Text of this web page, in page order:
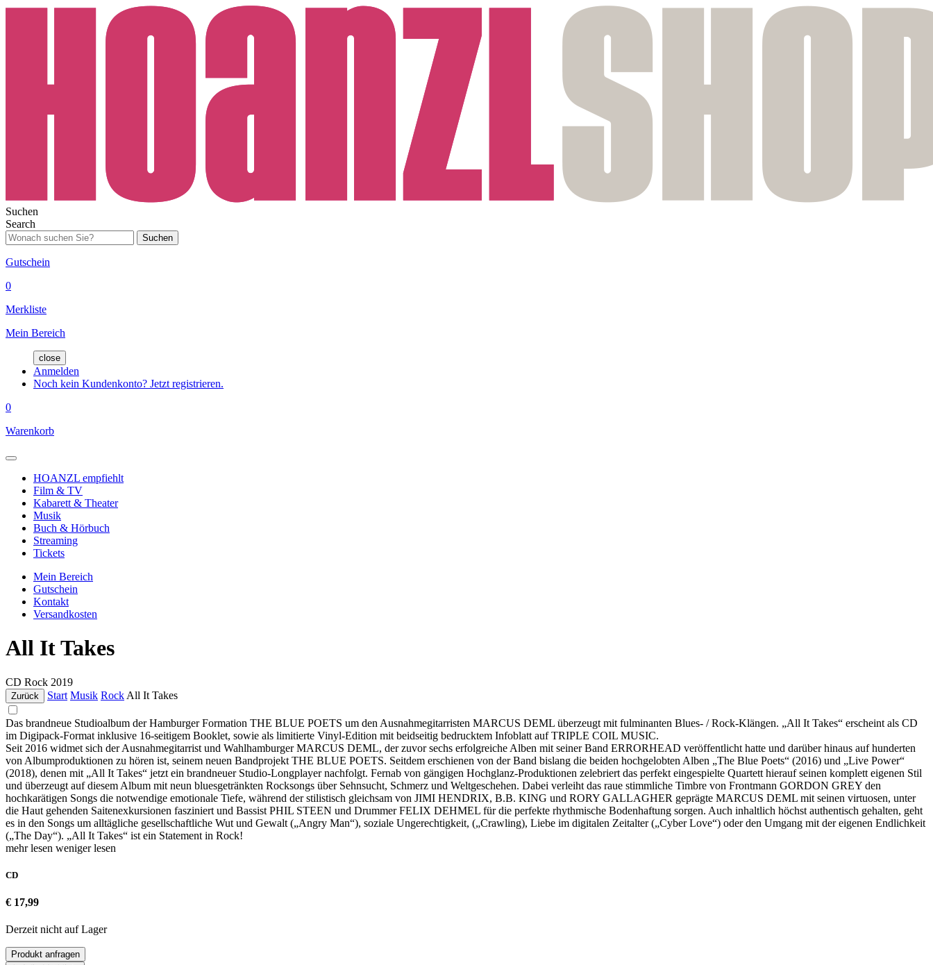
Suchen
Search
Suchen
Gutschein
0
Merkliste
Mein Bereich
close
Anmelden
Noch kein Kundenkonto? Jetzt registrieren.
0
Warenkorb
HOANZL empfiehlt
Film & TV
Kabarett & Theater
Musik
Buch & Hörbuch
Streaming
Tickets
Mein Bereich
Gutschein
Kontakt
Versandkosten
All It Takes
CD Rock 2019
Zurück Start Musik Rock All It Takes
Das brandneue Studioalbum der Hamburger Formation THE BLUE POETS um den Ausnahmegitarristen MARCUS DEML überzeugt mit fulminanten Blues- / Rock-Klängen. „All It Takes“ erscheint als CD
im Digipack-Format inklusive 16-seitigem Booklet, sowie als limitierte Vinyl-Edition mit beidseitig bedrucktem Infoblatt auf TRIPLE COIL MUSIC.
Seit 2016 widmet sich der Ausnahmegitarrist und Wahlhamburger MARCUS DEML, der zuvor sechs erfolgreiche Alben mit seiner Band ERRORHEAD veröffentlicht hatte und darüber hinaus auf hunderten
von Albumproduktionen zu hören ist, seinem neuen Bandprojekt THE BLUE POETS. Seitdem erschienen von der Band bislang die beiden hochgelobten Alben „The Blue Poets“ (2016) und „Live Power“
(2018), denen mit „All It Takes“ jetzt ein brandneuer Studio-Longplayer nachfolgt. Fernab von gängigen Hochglanz-Produktionen zelebriert das perfekt eingespielte Quartett hierauf seinen komplett eigenen Stil
und überzeugt auf diesem Album mit neun bluesgetränkten Rocksongs über Sehnsucht, Schmerz und Weltgeschehen. Dabei verleiht das raue stimmliche Timbre von Frontmann GORDON GREY den
hochkarätigen Songs die notwendige emotionale Tiefe, während der stilistisch gleichsam von JIMI HENDRIX, B.B. KING und RORY GALLAGHER geprägte MARCUS DEML mit seinen virtuosen, unter
die Haut gehenden Saitenexkursionen fasziniert und Bassist PHIL STEEN und Drummer FELIX DEHMEL für die perfekte rhythmische Bodenhaftung sorgen. Auch inhaltlich höchst authentisch gehalten, geht
es in den Songs um alltägliche gesellschaftliche Wut und Gewalt („Angry Man“), soziale Ungerechtigkeit, („Crawling), Liebe im digitalen Zeitalter („Cyber Love“) oder den Umgang mit der eigenen Endlichkeit
(„The Day“). „All It Takes“ ist ein Statement in Rock!
mehr lesen weniger lesen
CD
€ 17,99
Derzeit nicht auf Lager
Produkt anfragen